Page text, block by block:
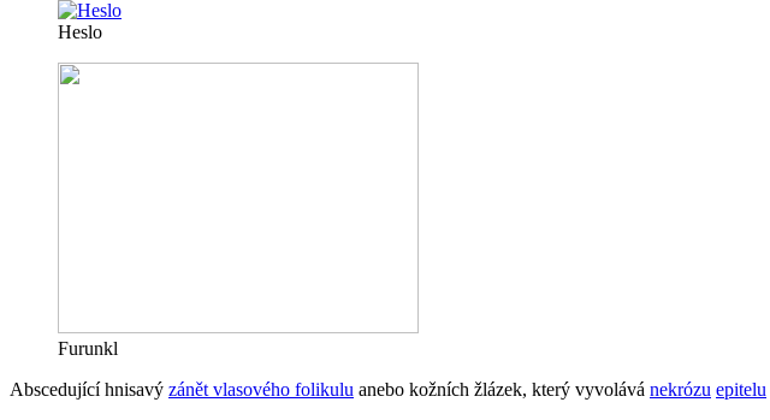
Heslo
Furunkl
Abscedující hnisavý zánět vlasového folikulu anebo kožních žlázek, který vyvolává nekrózu epitelu